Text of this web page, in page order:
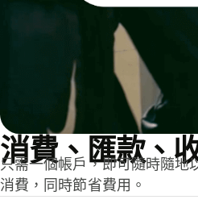
消費、匯款、
只需一個帳戶，即可隨時隨地
消費，同時節省費用。